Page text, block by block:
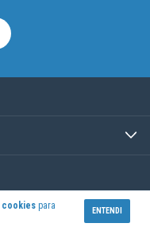
cookies para
ENTENDI